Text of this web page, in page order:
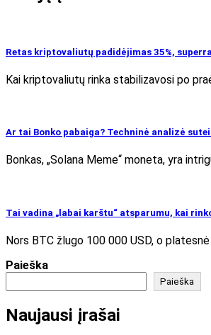
Retas kriptovaliutų padidėjimas 35%,
Kai kriptovaliutų rinka stabilizavosi po
Ar tai Bonko pabaiga? Techninė analizė
Bonkas, „Solana Meme“ moneta, yra
Tai vadina „labai karštu“ atsparumu, kai
Nors BTC žlugo 100 000 USD, o
Paieška
Paieška
Naujausi įrašai